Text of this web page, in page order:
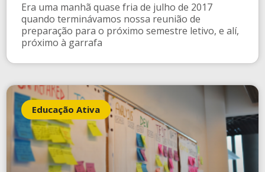
Era uma manhã quase fria de julho de 2017
quando terminávamos nossa reunião de
preparação para o próximo semestre letivo, e alí,
próximo à garrafa
Educação Ativa